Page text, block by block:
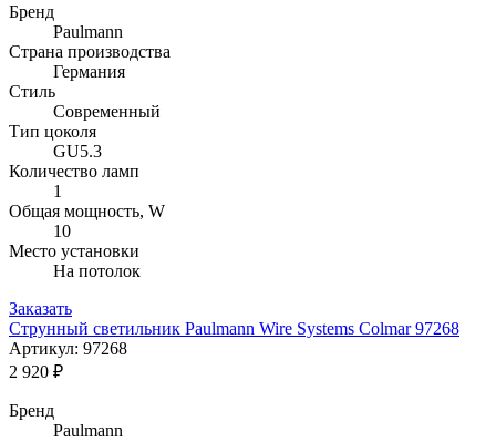
Бренд
Paulmann
Страна производства
Германия
Стиль
Современный
Тип цоколя
GU5.3
Количество ламп
1
Общая мощность, W
10
Место установки
На потолок
Заказать
Струнный светильник Paulmann Wire Systems Colmar 97268
Артикул: 97268
2 920 ₽
Бренд
Paulmann